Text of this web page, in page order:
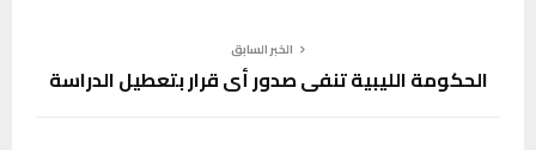
الخبر السابق
الحكومة الليبية تنفي صدور أي قرار بتعطيل الدراسة